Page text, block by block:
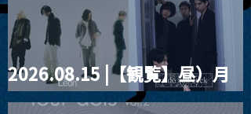
2026.08.15 |【観覧】昼）月
見ルpre.『POLYHEDRON』